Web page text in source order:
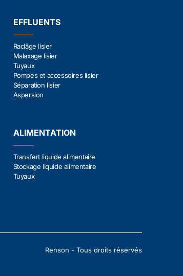
EFFLUENTS
Raclâge lisier
Malaxage lisier
Tuyaux
Pompes et accessoires lisier
Séparation lisier
Aspersion
ALIMENTATION
Transfert liquide alimentaire
Stockage liquide alimentaire
Tuyaux
Renson - Tous droits réservés